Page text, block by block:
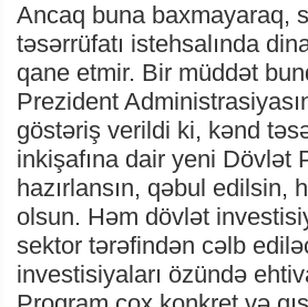
Ancaq buna baxmayaraq,
təsərrüfatı istehsalında
qane etmir. Bir müddət
Prezident
göstəriş verildi ki, kənd
inkişafına dair yeni Dövlət
hazırlansın, qəbul edilsin,
olsun. Həm dövlət
sektor tərəfindən cəlb
investisiyaları özündə